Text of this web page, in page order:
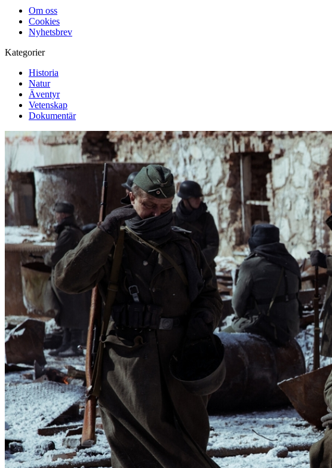
Om oss
Cookies
Nyhetsbrev
Kategorier
Historia
Natur
Äventyr
Vetenskap
Dokumentär